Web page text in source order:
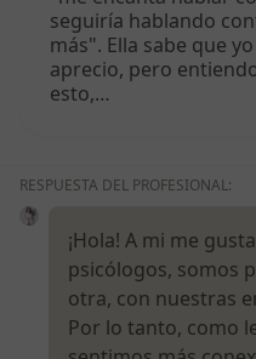
seguiría hablando
más". Ella sabe que
aprecio, pero
esto,…
RESPUESTA DEL PROFESIONAL:
¡Hola! A mi me
psicólogos, somos
otra, con nuestras
Por lo tanto, como